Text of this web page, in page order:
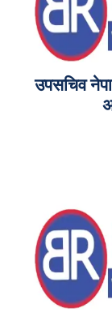
उपसचिव